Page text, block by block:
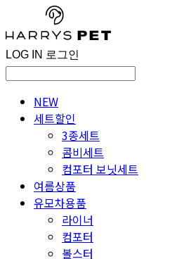
LOG IN 로그인
NEW
세트할인
3종세트
콤비세트
컴포터 보닛세트
여름상품
유모차용품
라이너
컴포터
볼스터